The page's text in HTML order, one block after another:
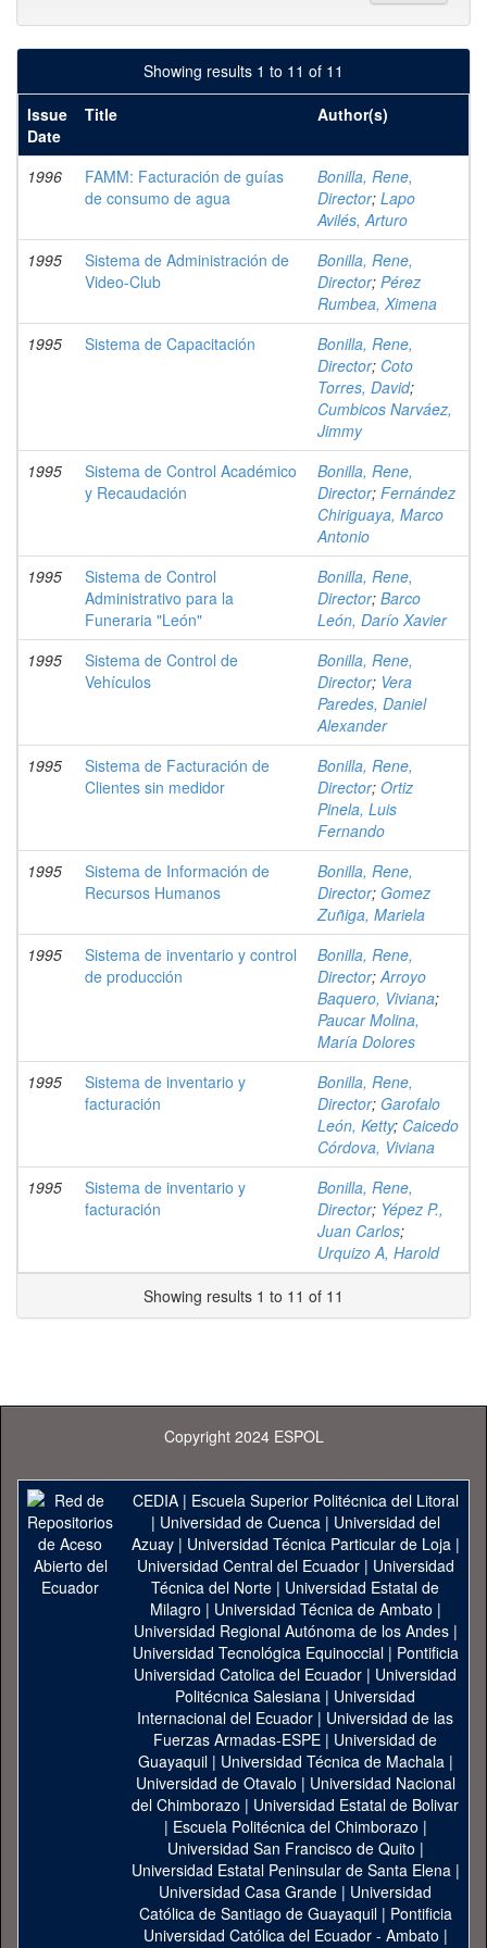
Showing results 1 to 11 of 11
Issue
Date
Title Author(s)
1996
FAMM: Facturación de guías
de consumo de agua
Bonilla, Rene,
Director; Lapo
Avilés, Arturo
1995
Sistema de Administración de
Video-Club
Bonilla, Rene,
Director; Pérez
Rumbea, Ximena
1995
Sistema de Capacitación
Bonilla, Rene,
Director; Coto
Torres, David;
Cumbicos Narváez,
Jimmy
1995
Sistema de Control Académico
y Recaudación
Bonilla, Rene,
Director; Fernández
Chiriguaya, Marco
Antonio
1995
Sistema de Control
Administrativo para la
Funeraria "León"
Bonilla, Rene,
Director; Barco
León, Darío Xavier
1995
Sistema de Control de
Vehículos
Bonilla, Rene,
Director; Vera
Paredes, Daniel
Alexander
1995
Sistema de Facturación de
Clientes sin medidor
Bonilla, Rene,
Director; Ortiz
Pinela, Luis
Fernando
1995
Sistema de Información de
Recursos Humanos
Bonilla, Rene,
Director; Gomez
Zuñiga, Mariela
1995
Sistema de inventario y control
de producción
Bonilla, Rene,
Director;Arroyo
Baquero, Viviana;
Paucar Molina,
María Dolores
1995
Sistema de inventario y
facturación
Bonilla, Rene,
Director; Garofalo
León, Ketty; Caicedo
Córdova, Viviana
1995
Sistema de inventario y
facturación
Bonilla, Rene,
Director; Yépez P.,
Juan Carlos;
Urquizo A, Harold
Showing results 1 to 11 of 11
Copyright 2024 ESPOL
CEDIA| Escuela Superior Politécnica del Litoral
| Universidad de Cuenca| Universidad del
Azuay| Universidad Técnica Particular de Loja|
Universidad Central del Ecuador| Universidad
Técnica del Norte | Universidad Estatal de
Milagro | Universidad Técnica de Ambato |
Universidad Regional Autónoma de los Andes|
Universidad Tecnológica Equinoccial| Pontificia
Universidad Catolica del Ecuador | Universidad
Politécnica Salesiana | Universidad
Internacional del Ecuador | Universidad de las
Fuerzas Armadas-ESPE | Universidad de
Guayaquil| Universidad Técnica de Machala|
Universidad de Otavalo | Universidad Nacional
del Chimborazo | Universidad Estatal de Bolivar
| Escuela Politécnica del Chimborazo |
Universidad San Francisco de Quito |
Universidad Estatal Peninsular de Santa Elena|
Universidad Casa Grande | Universidad
Católica de Santiago de Guayaquil| Pontificia
Universidad Católica del Ecuador - Ambato |